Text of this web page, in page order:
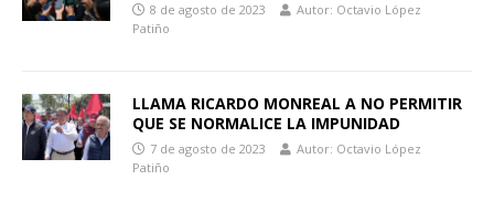
8 de agosto de 2023
Autor: Octavio López
Patiño
LLAMA RICARDO MONREAL A NO PERMITIR
QUE SE NORMALICE LA IMPUNIDAD
7 de agosto de 2023
Autor: Octavio López
Patiño